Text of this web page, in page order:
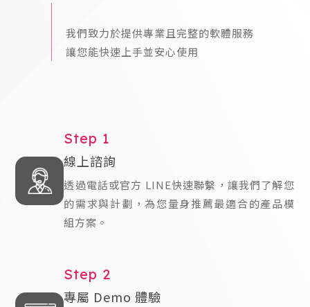
我們致力於提供專業且完整的軟體服務
讓您能快速上手並安心使用
線上諮詢
Step 1
透過電話或官方 LINE快速聯繫，讓我們了解您
的需求與計劃，為您量身推薦最適合的產品模
組方案。
專屬 Demo 體驗
Step 2